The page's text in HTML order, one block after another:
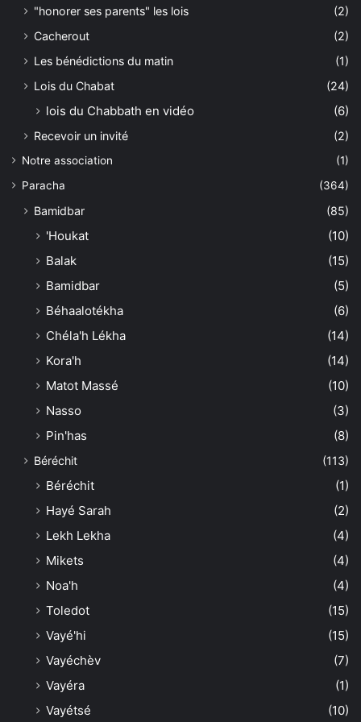
"honorer ses parents" les lois
(2)
Cacherout
(2)
Les bénédictions du matin
(1)
Lois du Chabat
(24)
lois du Chabbath en vidéo (6)
Recevoir un invité (2)
Notre association
(1)
Paracha
(364)
Bamidbar (85)
'Houkat
(10)
Balak
(15)
Bamidbar
(5)
Béhaalotékha
(6)
Chéla'h Lékha
(14)
Kora'h
(14)
Matot Massé
(10)
Nasso
(3)
Pin'has
(8)
Béréchit (113)
Béréchit
(1)
Hayé Sarah
(2)
Lekh Lekha
(4)
Mikets
(4)
Noa'h
(4)
Toledot
(15)
Vayé'hi
(15)
Vayéchèv
(7)
Vayéra
(1)
Vayétsé
(10)